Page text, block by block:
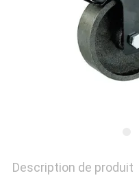
Description de produit